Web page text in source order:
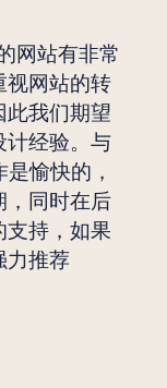
网站有非常
视网站的转
此我们期望
计经验。与
愉快的，
，同时在后
支持，如果
力推荐